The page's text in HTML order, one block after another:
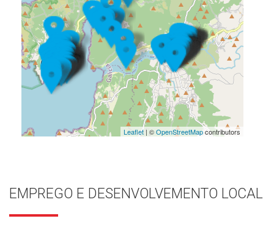
Leaflet| ©OpenStreetMapcontributors
EMPREGO E DESENVOLVEMENTO LOCAL